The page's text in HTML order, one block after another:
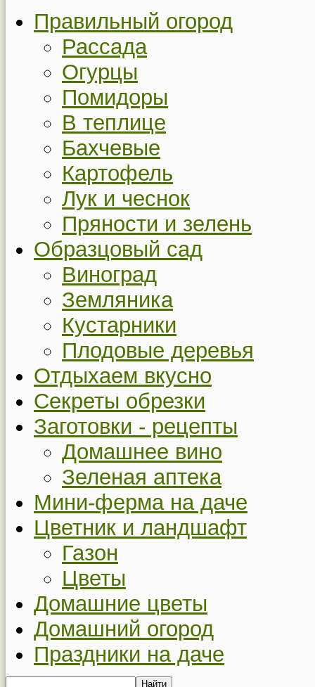
Правильный огород
Рассада
Огурцы
Помидоры
В теплице
Бахчевые
Картофель
Лук и чеснок
Пряности и зелень
Образцовый сад
Виноград
Земляника
Кустарники
Плодовые деревья
Отдыхаем вкусно
Секреты обрезки
Заготовки - рецепты
Домашнее вино
Зеленая аптека
Мини-ферма на даче
Цветник и ландшафт
Газон
Цветы
Домашние цветы
Домашний огород
Праздники на даче